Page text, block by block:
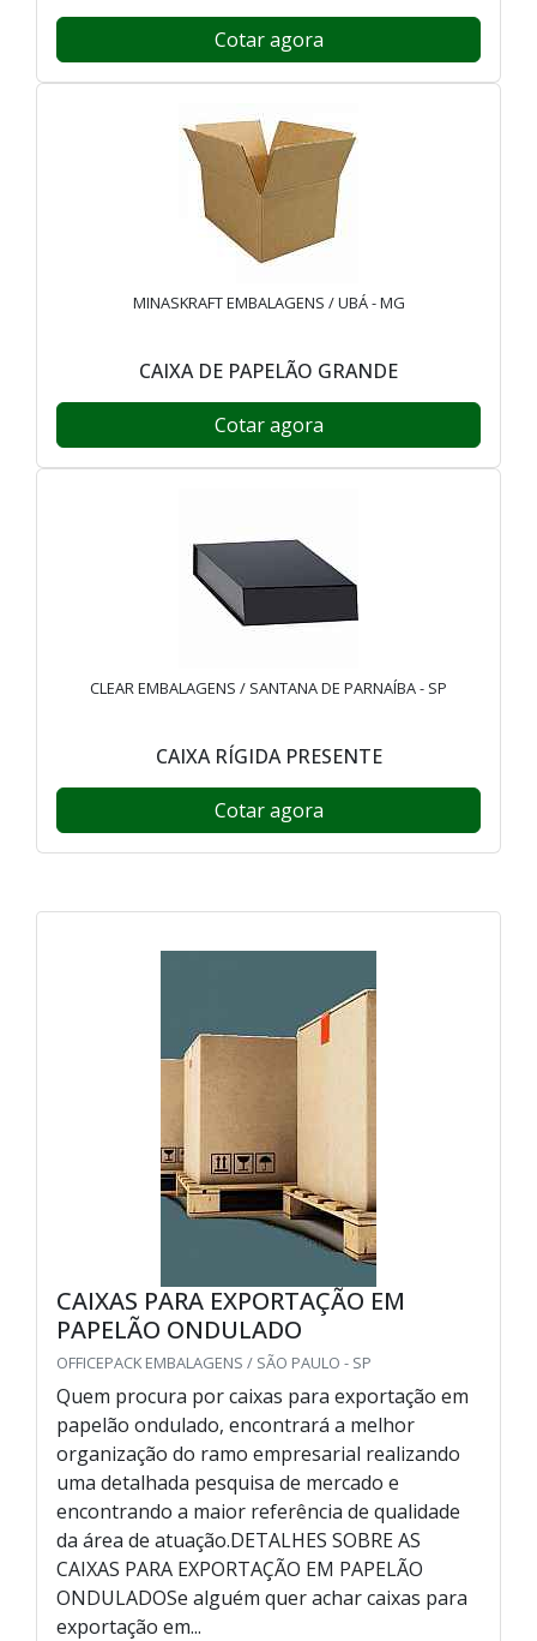
Cotar agora
MINASKRAFT EMBALAGENS / UBÁ - MG
CAIXA DE PAPELÃO GRANDE
Cotar agora
CLEAR EMBALAGENS / SANTANA DE PARNAÍBA - SP
CAIXA RÍGIDA PRESENTE
Cotar agora
CAIXAS PARA EXPORTAÇÃO EM
PAPELÃO ONDULADO
OFFICEPACK EMBALAGENS / SÃO PAULO - SP
Quem procura por caixas para exportação em
papelão ondulado, encontrará a melhor
organização do ramo empresarial realizando
uma detalhada pesquisa de mercado e
encontrando a maior referência de qualidade
da área de atuação.DETALHES SOBRE AS
CAIXAS PARA EXPORTAÇÃO EM PAPELÃO
ONDULADOSe alguém quer achar caixas para
exportação em...